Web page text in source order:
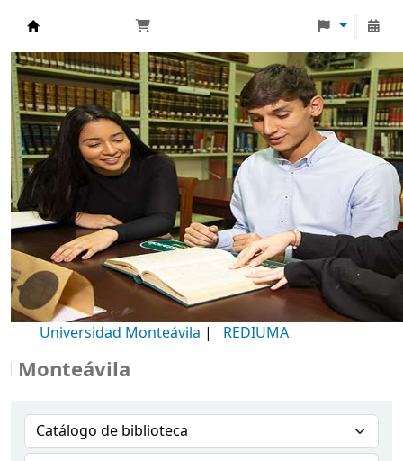
Biblioteca Universidad Monteávila
Universidad Monteávila | REDIUMA